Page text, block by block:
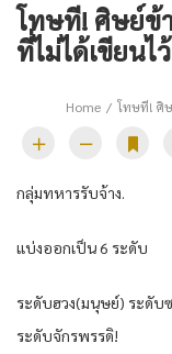
โทษที! ศิษย์ข้
ที่ไม่ได้เขียนไว้
Home โทษที! ศิ
กลุ่มทหารรับจ้าง.
แบ่งออกเป็น 6 ระดับ
ระดับฮวง(มนุษย์) ระดับ
ระดับจักรพรรดิ!